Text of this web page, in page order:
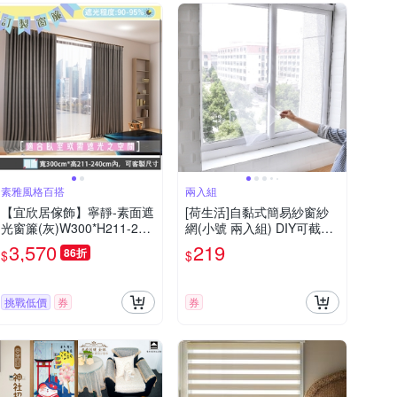
素雅風格百搭
【宜欣居傢飾】寧靜-素面遮
光窗簾(灰)W300*H211-240
cm以內(可指定尺寸)*2片/遮
光/摺景/落地/窗簾/台灣製MI
$3,570 86折
挑戰低價 券
兩入組
[荷生活]自黏式簡易紗窗紗
網(小號 兩入組) DIY可截剪
隱形紗窗 附魔術貼
$219
券